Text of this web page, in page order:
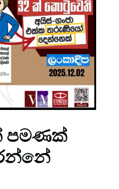
පමණක්